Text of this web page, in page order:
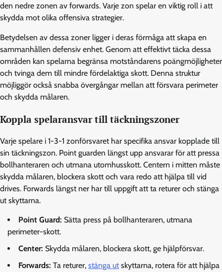
den nedre zonen av forwards. Varje zon spelar en viktig roll i att
skydda mot olika offensiva strategier.
Betydelsen av dessa zoner ligger i deras förmåga att skapa en
sammanhållen defensiv enhet. Genom att effektivt täcka dessa
områden kan spelarna begränsa motståndarens poängmöjligheter
och tvinga dem till mindre fördelaktiga skott. Denna struktur
möjliggör också snabba övergångar mellan att försvara perimeter
och skydda målaren.
Koppla spelaransvar till täckningszoner
Varje spelare i 1-3-1 zonförsvaret har specifika ansvar kopplade till
sin täckningszon. Point guarden längst upp ansvarar för att pressa
bollhanteraren och utmana utomhusskott. Centern i mitten måste
skydda målaren, blockera skott och vara redo att hjälpa till vid
drives. Forwards längst ner har till uppgift att ta returer och stänga
ut skyttarna.
Point Guard: Sätta press på bollhanteraren, utmana
perimeter-skott.
Center: Skydda målaren, blockera skott, ge hjälpförsvar.
Forwards: Ta returer, stänga ut skyttarna, rotera för att hjälpa